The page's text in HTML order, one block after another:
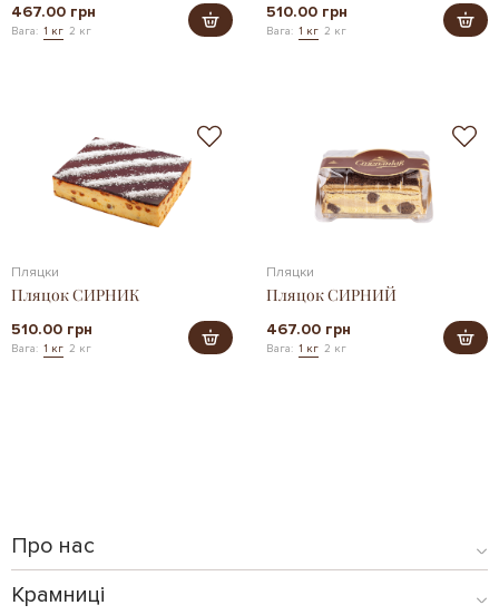
467.00 грн
Вага: 1 кг 2 кг
510.00 грн
Вага: 1 кг 2 кг
Пляцки
Пляцок СИРНИК
510.00 грн
Вага: 1 кг 2 кг
Пляцки
Пляцок СИРНИЙ
467.00 грн
Вага: 1 кг 2 кг
Про нас
Крамниці